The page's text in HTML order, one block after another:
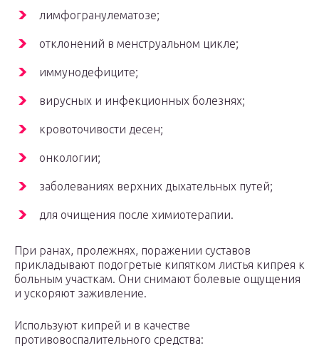
лимфогранулематозе;
отклонений в менструальном цикле;
иммунодефиците;
вирусных и инфекционных болезнях;
кровоточивости десен;
онкологии;
заболеваниях верхних дыхательных путей;
для очищения после химиотерапии.
При ранах, пролежнях, поражении суставов
прикладывают подогретые кипятком листья кипрея к
больным участкам. Они снимают болевые ощущения
и ускоряют заживление.
Используют кипрей и в качестве
противовоспалительного средства: